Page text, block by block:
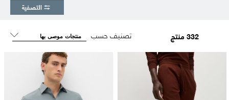
التصفية
332 منتج تصنيف حسب